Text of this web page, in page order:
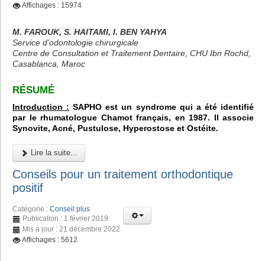
Affichages : 15974
M. FAROUK, S. HAITAMI, I. BEN YAHYA
Service d’odontologie chirurgicale
Centre de Consultation et Traitement Dentaire, CHU Ibn Rochd,
Casablanca, Maroc
RÉSUMÉ
Introduction : SAPHO est un syndrome qui a été identifié
par le rhumatologue Chamot français, en 1987. Il associe
Synovite, Acné, Pustulose, Hyperostose et Ostéite.
Lire la suite...
Conseils pour un traitement orthodontique
positif
Catégorie : Conseil plus
Publication : 1 février 2019
Mis à jour : 21 décembre 2022
Affichages : 5612